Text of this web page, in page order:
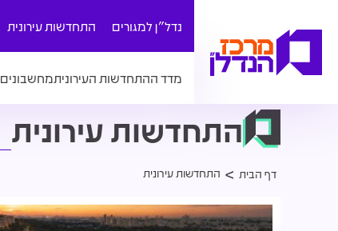
נדל"ן למגורים התחדשות עירונית
מדד ההתחדשות העירוניתמחשבונים
התחדשות עירונית
דף הבית התחדשות עירונית